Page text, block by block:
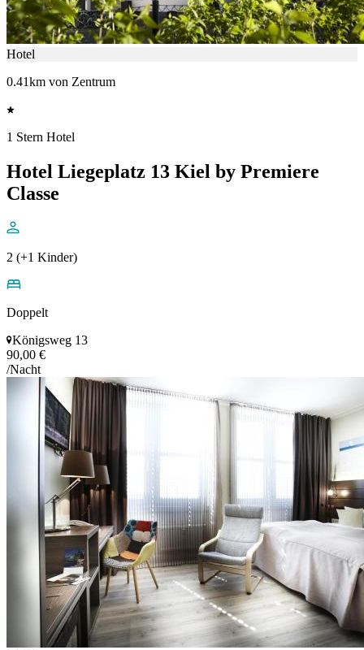
Hotel
0.41km von Zentrum
1 Stern Hotel
Hotel Liegeplatz 13 Kiel by Premiere
Classe
2 (+1 Kinder)
Doppelt
Königsweg 13
90,00 €
/Nacht